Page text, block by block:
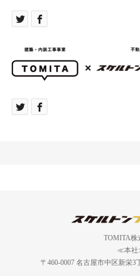
TOMITA株
≪本
〒460-0007 名古屋市中区新栄3